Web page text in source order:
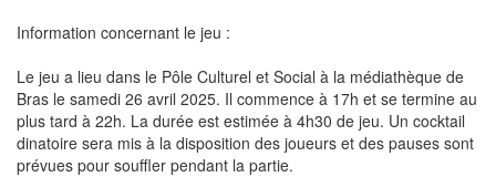
Information concernant le jeu :
Le jeu a lieu dans le Pôle Culturel et Social à la médiathèque de
Bras le samedi 26 avril 2025. Il commence à 17h et se termine au
plus tard à 22h. La durée est estimée à 4h30 de jeu. Un cocktail
dinatoire sera mis à la disposition des joueurs et des pauses sont
prévues pour souffler pendant la partie.